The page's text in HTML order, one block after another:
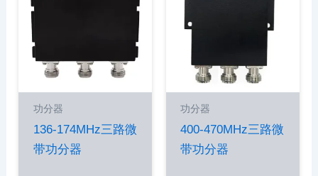
功分器
136-174MHz三路微
带功分器
功分器
400-470MHz三路微
带功分器